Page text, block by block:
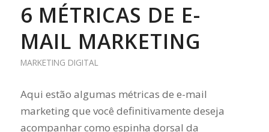
6 MÉTRICAS DE E-
MAIL MARKETING
MARKETING DIGITAL
Aqui estão algumas métricas de e-mail
marketing que você definitivamente deseja
acompanhar como espinha dorsal da